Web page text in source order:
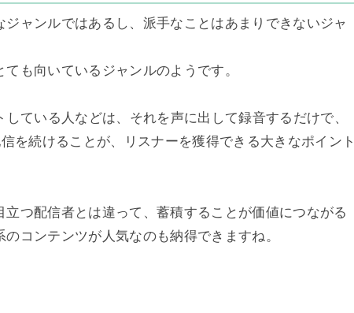
ャンルではあるし、派手なことはあまりできないジャ
も向いているジャンルのようです。
ている人などは、それを声に出して録音するだけで、
を続けることが、リスナーを獲得できる大きなポイント
つ配信者とは違って、蓄積することが価値につながる
コンテンツが人気なのも納得できますね。